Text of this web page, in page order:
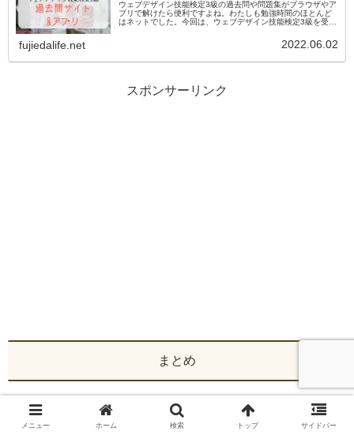
ウェブデザイン技能検定3級の過去問や問題集がブラウザやア
プリで解けたら便利ですよね。わたしも勉強時間のほとんど
はネットでした。今回は、ウェブデザイン技能検定3級を受け
fujiedalife.net 2022.06.02
スポンサーリンク
まとめ
テキストは学習の要といえるものですが、そのテキストが
こんなに古くて評判が悪いとは…。
メニュー ホーム 検索 トップ サイドバー